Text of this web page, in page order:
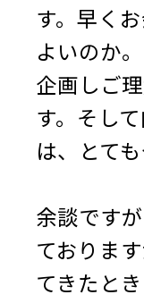
す。早く
よいのか
企画しご
す。そし
は、とて
余談です
ておりま
てきたと